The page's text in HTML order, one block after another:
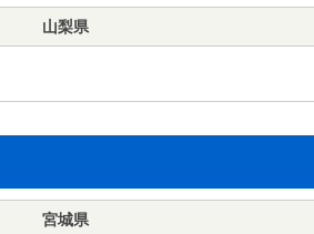
山梨県
宮城県